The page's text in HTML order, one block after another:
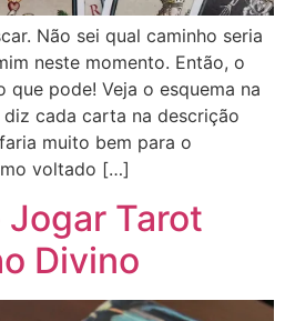
Não sei qual caminho seria
neste momento. Então, o
pode! Veja o esquema na
cada carta na descrição
muito bem para o
voltado […]
Tarot
Divino